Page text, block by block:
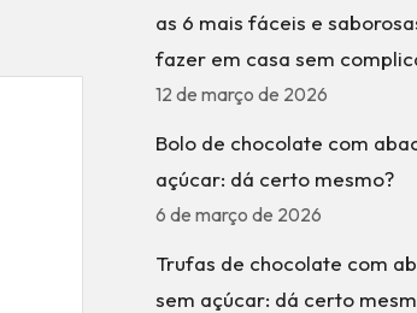
as 6 mais fáceis e
fazer em casa sem
12 de março de 2026
Bolo de chocolate com
açúcar: dá certo mesmo?
6 de março de 2026
Trufas de chocolate com
sem açúcar: dá certo